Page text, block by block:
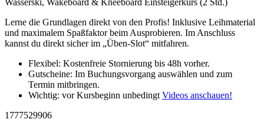
Lerne die Grundlagen direkt von den Profis! Inklusive Leihmaterial
und maximalem Spaßfaktor beim Ausprobieren. Im Anschluss
kannst du direkt sicher im „Üben-Slot“ mitfahren.
Flexibel: Kostenfreie Stornierung bis 48h vorher.
Gutscheine: Im Buchungsvorgang auswählen und zum
Termin mitbringen.
Wichtig: vor Kursbeginn unbedingt Videos anschauen!
1777529906